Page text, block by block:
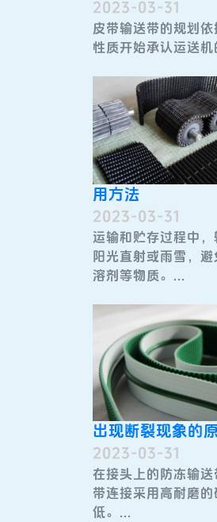
2023-03-31
皮带输送带​的规划
性质开始承认运送
用方法
2023-03-31
运输和贮存过程中
阳光直射或雨雪，
溶剂等物质。...
出现断裂现象的
2023-03-31
在接头上的防冻输
带连接采用高耐磨
低。...